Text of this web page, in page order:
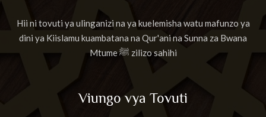
Hii ni tovuti ya ulinganizi na ya kuelemisha watu mafunzo ya
dini ya Kiislamu kuambatana na Qur'ani na Sunna za Bwana
Mtume ﷺ zilizo sahihi
Viungo vya Tovuti